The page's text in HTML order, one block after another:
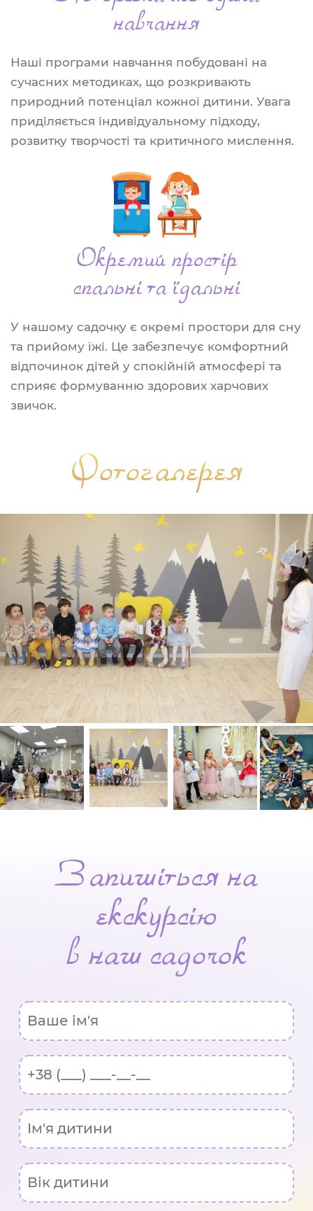
навчання
Наші програми навчання побудовані на
сучасних методиках, що розкривають
природний потенціал кожної дитини. Увага
приділяється індивідуальному підходу,
розвитку творчості та критичного мислення.
Окремий простір
спальні та їдальні
У нашому садочку є окремі простори для сну
та прийому їжі. Це забезпечує комфортний
відпочинок дітей у спокійній атмосфері та
сприяє формуванню здорових харчових
звичок.
Фотогалерея
Запишіться на
екскурсію
в наш садочок